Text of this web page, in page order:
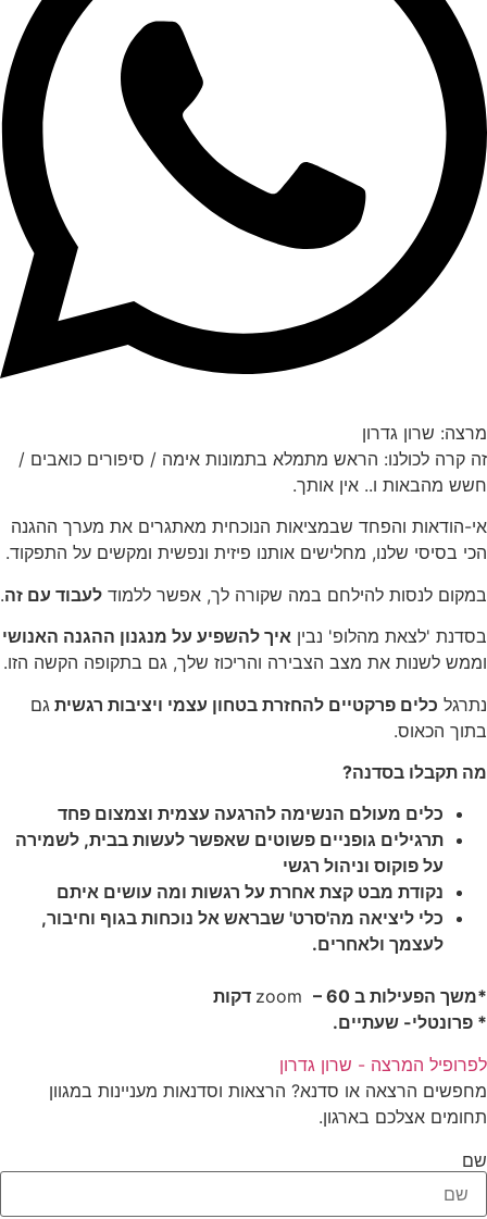
מרצה: שרון גדרון
זה קרה לכולנו: הראש מתמלא בתמונות אימה / סיפורים כואבים /
חשש מהבאות ו.. אין אותך.
אי-הודאות והפחד שבמציאות הנוכחית מאתגרים את מערך ההגנה
הכי בסיסי שלנו, מחלישים אותנו פיזית ונפשית ומקשים על התפקוד.
במקום לנסות להילחם במה שקורה לך, אפשר ללמוד לעבוד עם זה.
בסדנת 'לצאת מהלופ' נבין איך להשפיע על מנגנון ההגנה האנושי
וממש לשנות את מצב הצבירה והריכוז שלך, גם בתקופה הקשה הזו.
נתרגל כלים פרקטיים להחזרת בטחון עצמי ויציבות רגשית גם
בתוך הכאוס.
מה תקבלו בסדנה?
כלים מעולם הנשימה להרגעה עצמית וצמצום פחד
תרגילים גופניים פשוטים שאפשר לעשות בבית, לשמירה
על פוקוס וניהול רגשי
נקודת מבט קצת אחרת על רגשות ומה עושים איתם
כלי ליציאה מה'סרט' שבראש אל נוכחות בגוף וחיבור,
לעצמך ולאחרים.
*משך הפעילות ב zoom – 60 דקות
* פרונטלי- שעתיים.
לפרופיל המרצה - שרון גדרון
מחפשים הרצאה או סדנא? הרצאות וסדנאות מעניינות במגוון
תחומים אצלכם בארגון.
שם